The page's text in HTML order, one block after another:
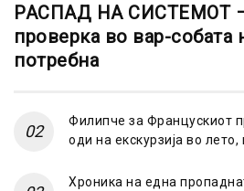
РАСПАД НА СИСТЕМОТ
проверка во вар-собата
потребна
Филипче за Францускиот
оди на екскурзија во лето,
Хроника на една